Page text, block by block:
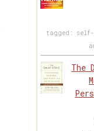
tagged: self-
The